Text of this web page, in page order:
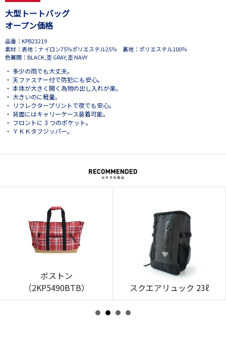
大型トートバッグ
オープン価格
品番：KPB23219
素材：表地：ナイロン75％ポリエステル25％ 裏地：ポリエステル100％
色展開：BLACK,杢 GRAY,杢 NAVY
・ 多少の雨でも大丈夫。
・ 天ファスナー付で防犯にも安心。
・ 本体が大きく開く為物の出し入れが楽。
・ 大きいのに軽量。
・ リフレクタープリントで夜でも安心。
・ 背面にはキャリーケース装着可能。
・ フロントに 3 つのポケット。
・ ＹＫＫタフジッパー。
ボストン
（2KP5490BTB）
スクエアリュック 23ℓ